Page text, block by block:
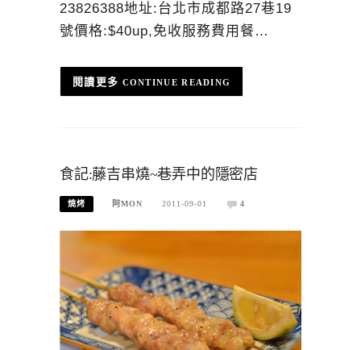
23826388地址:台北市成都路27巷19
號價格:$40up,免收服務費用餐…
CONTINUE READING
食記:藤吉串燒~巷弄中的隱密店
燒烤 阿MON 2011-09-01 4